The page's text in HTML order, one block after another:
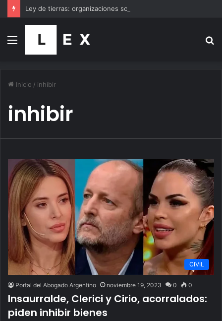
Menú
Inicio / inhibir
inhibir
CIVIL
Portal del Abogado Argentino noviembre 19, 2023 0 0
Insaurralde, Clerici y Cirio, acorralados:
piden inhibir bienes